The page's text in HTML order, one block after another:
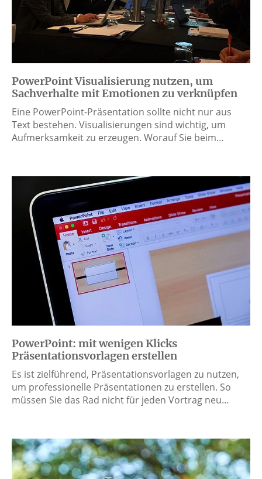
PowerPoint Visualisierung nutzen, um
Sachverhalte mit Emotionen zu verknüpfen
Eine PowerPoint-Präsentation sollte nicht nur aus
Text bestehen. Visualisierungen sind wichtig, um
Aufmerksamkeit zu erzeugen. Worauf Sie beim…
PowerPoint: mit wenigen Klicks
Präsentationsvorlagen erstellen
Es ist zielführend, Präsentationsvorlagen zu nutzen,
um professionelle Präsentationen zu erstellen. So
müssen Sie das Rad nicht für jeden Vortrag neu…